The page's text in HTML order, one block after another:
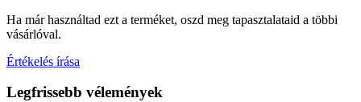
Ha már használtad ezt a terméket, oszd meg tapasztalataid a többi
vásárlóval.
Értékelés írása
Legfrissebb vélemények